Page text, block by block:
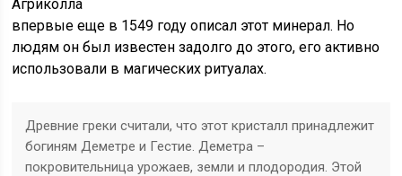
Агриколла
впервые еще в 1549 году описал этот минерал. Но
людям он был известен задолго до этого, его активно
использовали в магических ритуалах.
Древние греки считали, что этот кристалл принадлежит
богиням Деметре и Гестие. Деметра –
покровительница урожаев, земли и плодородия. Этой